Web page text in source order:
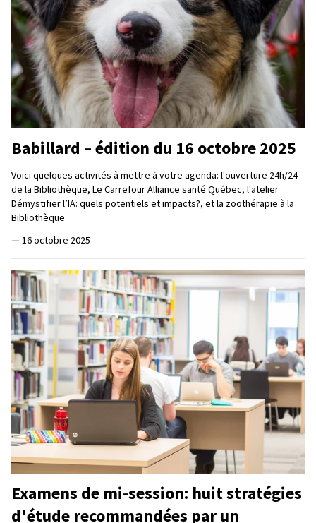
Babillard – édition du 16 octobre 2025
Voici quelques activités à mettre à votre agenda: l'ouverture 24h/24
de la Bibliothèque, Le Carrefour Alliance santé Québec, l'atelier
Démystifier l’IA: quels potentiels et impacts?, et la zoothérapie à la
Bibliothèque
— 16 octobre 2025
Examens de mi-session: huit stratégies
d'étude recommandées par un